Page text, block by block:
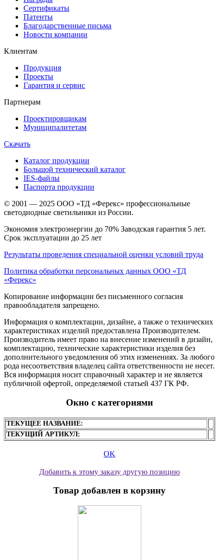
Сертификаты
Патенты
Благодарственные письма
Новости компании
Клиентам
Продукция
Проекты
Гарантия и сервис
Партнерам
Проектировщикам
Муниципалитетам
Скачать
Каталог продукции
Большой технический каталог
IES-файлы
Паспорта продукции
© 2001 — 2025 ООО «ТД «Ферекс» профессиональные
светодиодные светильники из России.
Экономия электроэнергии до 70% Заводская гарантия 5 лет.
Срок эксплуатации до 25 лет
Результаты проведения специальной оценки условий труда
Политика обработки персональных данных ООО «ТД
«Ферекс»
Копирование информации без письменного согласия
правообладателя запрещено.
Информация о комплектации, дизайне, а также о технических
характеристиках изделий предоставлена Производителем.
Производитель имеет право на внесение изменений в дизайн,
комплектацию, технические характеристики изделия без
дополнительного уведомления об этих изменениях. За любого
рода несоответствия владелец сайта ответственности не несет.
Вся информация носит справочный характер и не является
публичной офертой, определяемой статьей 437 ГК РФ.
Окно с категориями
ТЕКУЩЕЕ НАЗВАНИЕ:
ТЕКУЩИЙ АРТИКУЛ:
OK
Добавить к этому заказу другую позицию
Товар добавлен в корзину